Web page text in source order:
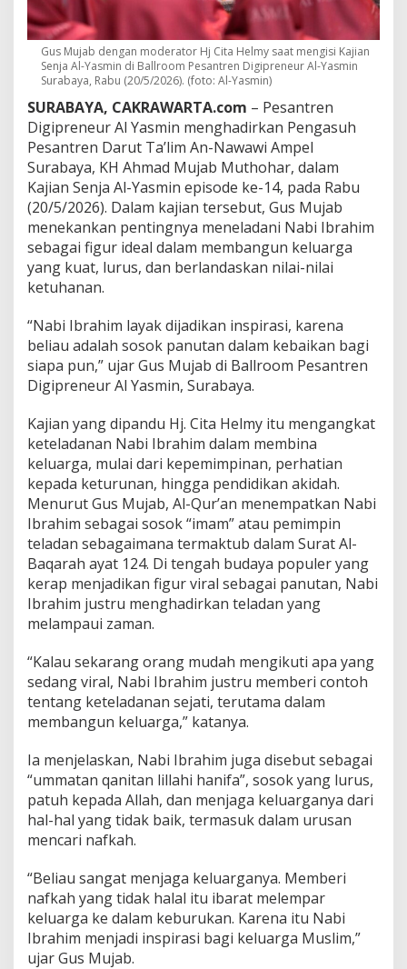
u
j
a
b
:
N
a
b
i
I
b
a
h
i
e
l
a
d
a
M
e
m
b
i
a
K
e
u
a
r
y
a
g
T
n
g
g
u
h
n
H
a
n
i
Gus Mujab dengan moderator Hj Cita Helmy saat mengisi Kajian
Senja Al-Yasmin di Ballroom Pesantren Digipreneur Al-Yasmin
Surabaya, Rabu (20/5/2026). (foto: Al-Yasmin)
SURABAYA, CAKRAWARTA.com – Pesantren
Digipreneur Al Yasmin menghadirkan Pengasuh
Pesantren Darut Ta’lim An-Nawawi Ampel
Surabaya, KH Ahmad Mujab Muthohar, dalam
Kajian Senja Al-Yasmin episode ke-14, pada Rabu
(20/5/2026). Dalam kajian tersebut, Gus Mujab
menekankan pentingnya meneladani Nabi Ibrahim
sebagai figur ideal dalam membangun keluarga
yang kuat, lurus, dan berlandaskan nilai-nilai
ketuhanan.
“Nabi Ibrahim layak dijadikan inspirasi, karena
beliau adalah sosok panutan dalam kebaikan bagi
siapa pun,” ujar Gus Mujab di Ballroom Pesantren
Digipreneur Al Yasmin, Surabaya.
Kajian yang dipandu Hj. Cita Helmy itu mengangkat
keteladanan Nabi Ibrahim dalam membina
keluarga, mulai dari kepemimpinan, perhatian
kepada keturunan, hingga pendidikan akidah.
Menurut Gus Mujab, Al-Qur’an menempatkan Nabi
Ibrahim sebagai sosok “imam” atau pemimpin
teladan sebagaimana termaktub dalam Surat Al-
Baqarah ayat 124. Di tengah budaya populer yang
kerap menjadikan figur viral sebagai panutan, Nabi
Ibrahim justru menghadirkan teladan yang
melampaui zaman.
“Kalau sekarang orang mudah mengikuti apa yang
sedang viral, Nabi Ibrahim justru memberi contoh
tentang keteladanan sejati, terutama dalam
membangun keluarga,” katanya.
Ia menjelaskan, Nabi Ibrahim juga disebut sebagai
“ummatan qanitan lillahi hanifa”, sosok yang lurus,
patuh kepada Allah, dan menjaga keluarganya dari
hal-hal yang tidak baik, termasuk dalam urusan
mencari nafkah.
“Beliau sangat menjaga keluarganya. Memberi
nafkah yang tidak halal itu ibarat melempar
keluarga ke dalam keburukan. Karena itu Nabi
Ibrahim menjadi inspirasi bagi keluarga Muslim,”
ujar Gus Mujab.